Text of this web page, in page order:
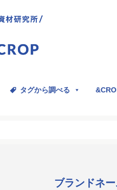
タグから調べる
ブランドネ